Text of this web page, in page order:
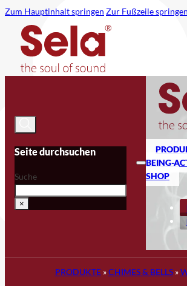
Zum Hauptinhalt springen Zur Fußzeile springen
Seite durchsuchen
Suche
×
BEING-
SHOP
PRODUKTE»CHIMES & BELLS»